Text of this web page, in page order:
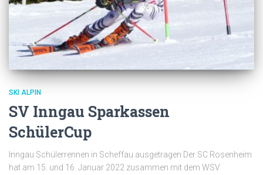
SKI ALPIN
SV Inngau Sparkassen
SchülerCup
Inngau Schülerrennen in Scheffau ausgetragen Der SC Rosenheim
hat am 15. und 16. Januar 2022 zusammen mit dem WSV